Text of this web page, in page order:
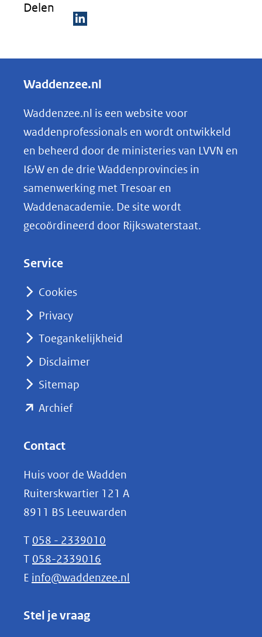
Delen
e
e
n
o
p
k
e
nieuw
naar
Waddenzee.nl
Waddenzee.nl is een website voor
waddenprofessionals en wordt ontwikkeld
en beheerd door de ministeries van LVVN en
I&W en de drie Waddenprovincies in
samenwerking met Tresoar en
Waddenacademie. De site wordt
gecoördineerd door Rijkswaterstaat.
Service
Cookies
Privacy
Toegankelijkheid
Disclaimer
Sitemap
Archief(opent
(verwijst
naar
een
andere
website)
Contact
Huis voor de Wadden
Ruiterskwartier 121 A
8911 BS Leeuwarden
T 058 - 2339010
T 058-2339016
E info@waddenzee.nl
Stel je vraag